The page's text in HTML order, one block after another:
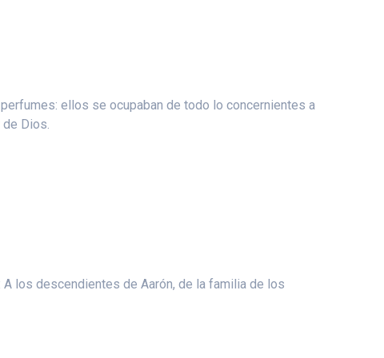
ellos se ocupaban de todo lo concernientes a
Dios.
los descendientes de Aarón, de la familia de los